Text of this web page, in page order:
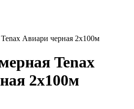
Авиари черная 2х100м
Tenax
2х100м